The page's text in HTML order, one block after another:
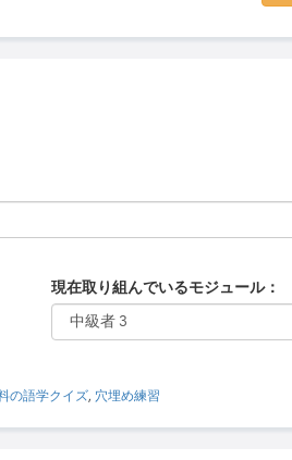
現在取り組んでいるモジュール：
の語学クイズ, 穴埋め練習